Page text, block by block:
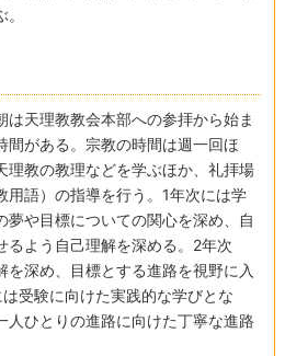
は天理教教会本部への参拝から始ま
間がある。宗教の時間は週一回ほ
理教の教理などを学ぶほか、礼拝場
用語）の指導を行う。1年次には学
夢や目標についての関心を深め、自
るよう自己理解を深める。2年次
を深め、目標とする進路を視野に入
受験に向けた実践的な学びとな
人ひとりの進路に向けた丁寧な進路